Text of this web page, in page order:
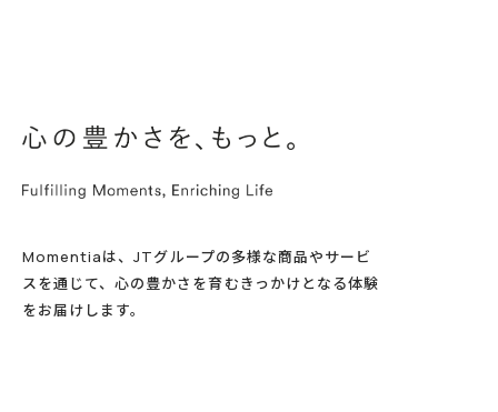
Momentiaは、JTグループの多様な商品やサービ
スを通じて、心の豊かさを育むきっかけとなる体験
をお届けします。